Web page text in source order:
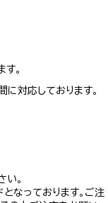
。
対応しております。
い。
なっております。ご注